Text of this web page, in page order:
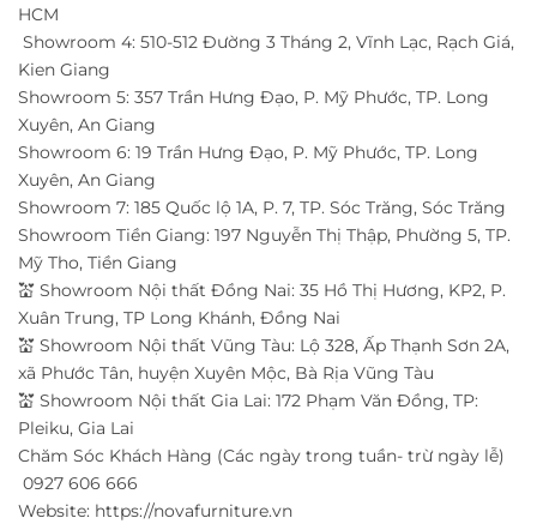
HCM
Showroom 4: 510-512 Đường 3 Tháng 2, Vĩnh Lạc, Rạch Giá,
Kien Giang
Showroom 5: 357 Trần Hưng Đạo, P. Mỹ Phước, TP. Long
Xuyên, An Giang
Showroom 6: 19 Trần Hưng Đạo, P. Mỹ Phước, TP. Long
Xuyên, An Giang
Showroom 7: 185 Quốc lộ 1A, P. 7, TP. Sóc Trăng, Sóc Trăng
Showroom Tiền Giang: 197 Nguyễn Thị Thập, Phường 5, TP.
Mỹ Tho, Tiền Giang
💒 Showroom Nội thất Đồng Nai: 35 Hồ Thị Hương, KP2, P.
Xuân Trung, TP Long Khánh, Đồng Nai
💒 Showroom Nội thất Vũng Tàu: Lộ 328, Ấp Thạnh Sơn 2A,
xã Phước Tân, huyện Xuyên Mộc, Bà Rịa Vũng Tàu
💒 Showroom Nội thất Gia Lai: 172 Phạm Văn Đồng, TP:
Pleiku, Gia Lai
Chăm Sóc Khách Hàng (Các ngày trong tuần- trừ ngày lễ)
0927 606 666
Website: https://novafurniture.vn